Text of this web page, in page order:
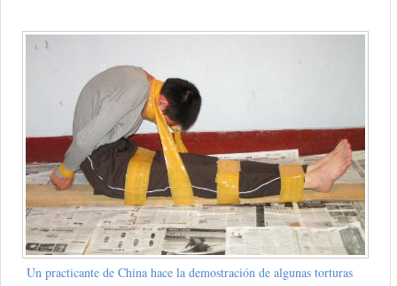
Un practicante de China hace la demostración de algunas torturas